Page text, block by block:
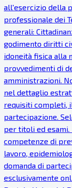
all'esercizio della
professionale dei
generali:
godimento diritti
idoneità fisica alla
provvedimenti di
amministrazioni.
nel dettaglio
requisiti completi,
partecipazione.
per titoli ed
competenze di
lavoro,
domanda di
esclusivamente